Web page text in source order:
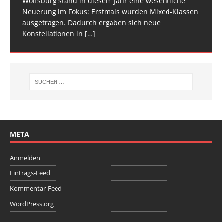
Neuerung im Fokus: Erstmals wurden Mixed-Klassen
ausgetragen. Dadurch ergaben sich neue
Konstellationen in […]
(Baden-Württemberg) zu einem hochkarätigen
Wettkampfwochenende: Am Samstag standen die
Deutschen[…]
META
Anmelden
Eintrags-Feed
Kommentar-Feed
WordPress.org